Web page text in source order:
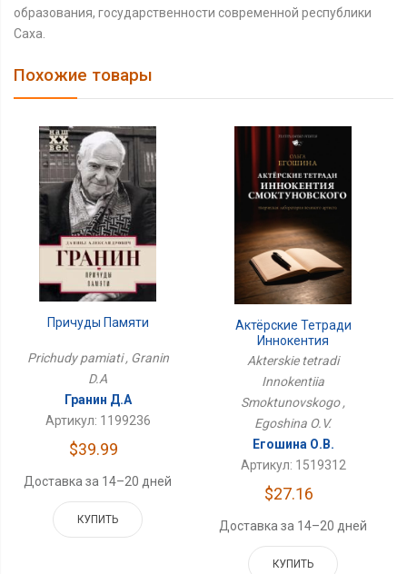
образования, государственности современной республики
Саха.
Похожие товары
Причуды Памяти
Prichudy pamiati , Granin
D.A
Гранин Д.А
Артикул: 1199236
$39.99
Доставка за 14–20 дней
КУПИТЬ
Актёрские Тетради
Иннокентия
Смоктуновского
Akterskie tetradi
Innokentiia
Smoktunovskogo ,
Egoshina O.V.
Егошина О.В.
Артикул: 1519312
$27.16
Доставка за 14–20 дней
КУПИТЬ